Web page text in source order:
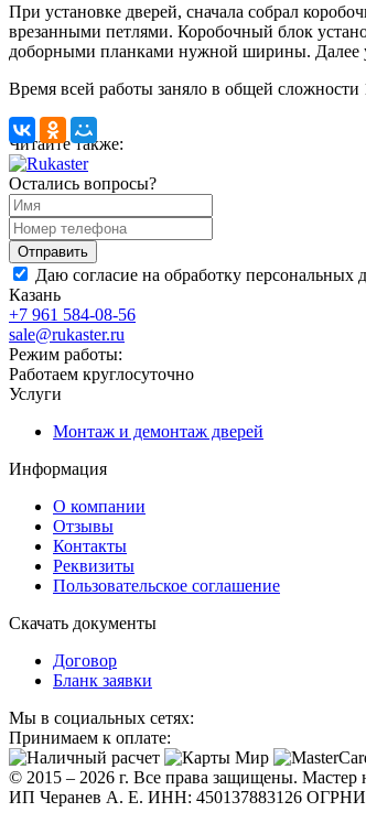
При установке дверей, сначала собрал
врезанными петлями. Коробочный блок
доборными планками нужной ширины. Далее
Время всей работы заняло в общей сложности
Читайте также:
Остались вопросы?
Даю согласие на обработку персональных
Казань
+7 961 584-08-56
sale@rukaster.ru
Режим работы:
Работаем круглосуточно
Услуги
Монтаж и демонтаж дверей
Информация
О компании
Отзывы
Контакты
Реквизиты
Пользовательское соглашение
Скачать документы
Договор
Бланк заявки
Мы в социальных сетях:
Принимаем к оплате:
© 2015 – 2026 г. Все права защищены. Мастер
ИП Черанев А. Е. ИНН: 450137883126